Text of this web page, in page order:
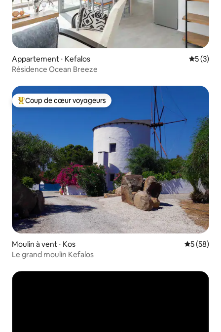
Appartement ⋅ Kefalos
5 (3)
Résidence Ocean Breeze
Coups de cœur voyageurs les plus appréciés
Coup de cœur voyageurs
Moulin à vent ⋅ Kos
5 (58)
Le grand moulin Kefalos